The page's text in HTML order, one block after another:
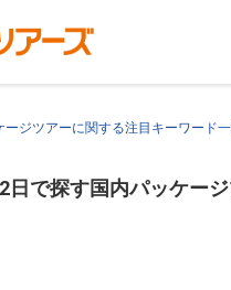
ージツアーに関する注目キーワード
日で探す国内パッケー